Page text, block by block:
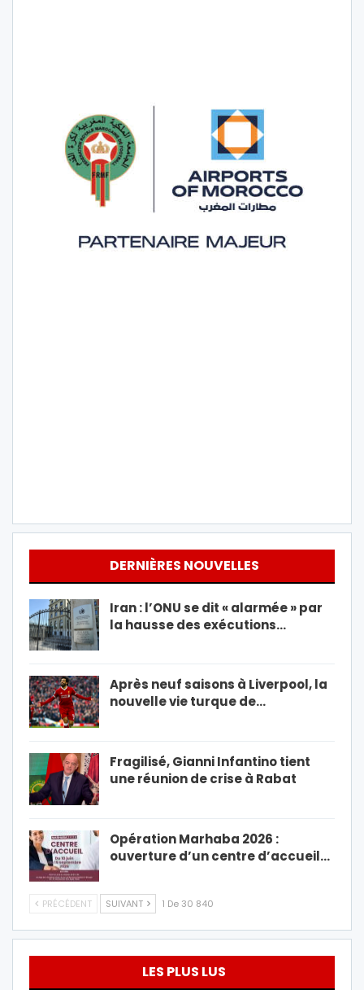
DERNIÈRES NOUVELLES
Iran : l’ONU se dit « alarmée » par
la hausse des exécutions…
Après neuf saisons à Liverpool, la
nouvelle vie turque de…
Fragilisé, Gianni Infantino tient
une réunion de crise à Rabat
Opération Marhaba 2026 :
ouverture d’un centre d’accueil…
PRÉCÉDENT SUIVANT 1 De 30 840
LES PLUS LUS